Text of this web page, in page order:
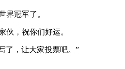
冠军了。
，祝你们好运。
，让大家投票吧。”